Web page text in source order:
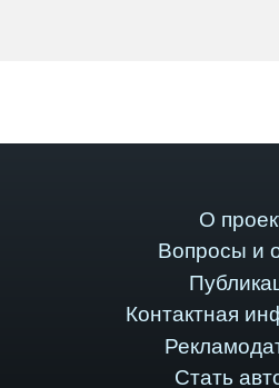
О
Вопросы и
Контактная
Стать